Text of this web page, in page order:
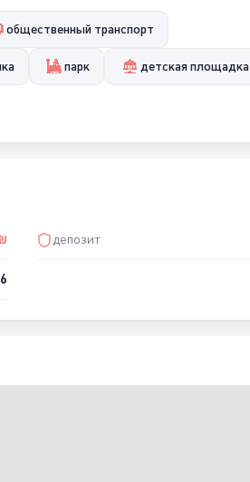
общественный транспорт
парк детская площадка
депозит